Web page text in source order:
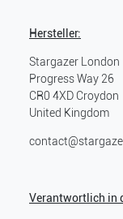
Hersteller:
Stargazer London
Progress Way 26
CR0 4XD Croydon
United Kingdom
Verantwortlich in